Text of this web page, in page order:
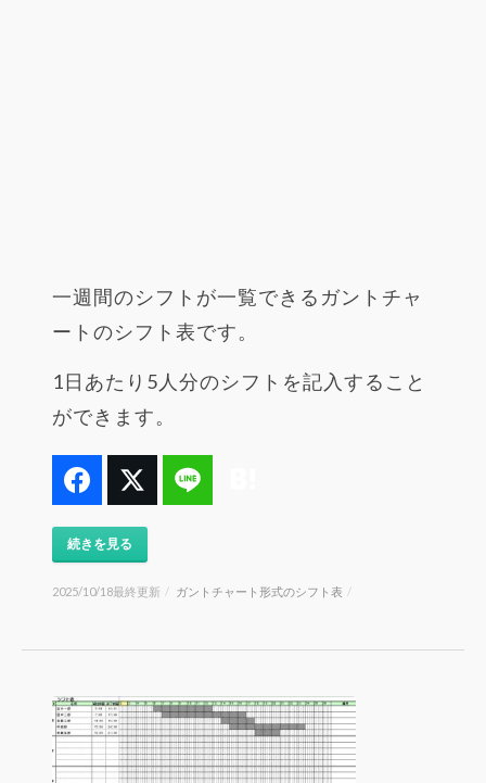
一週間のシフトが一覧できるガントチャ
ートのシフト表です。
1日あたり5人分のシフトを記入すること
ができます。
続きを見る
2025/10/18最終更新 / ガントチャート形式のシフト表 /